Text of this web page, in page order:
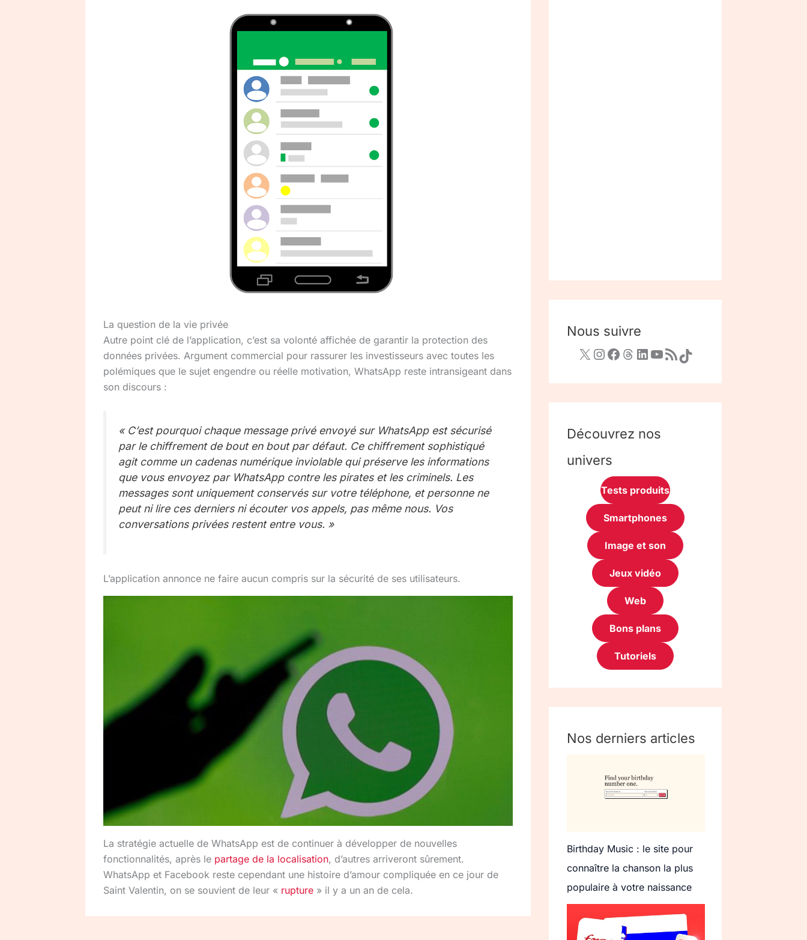
La question de la vie privée
Autre point clé de l’application, c’est sa volonté affichée de garantir la protection des
données privées. Argument commercial pour rassurer les investisseurs avec toutes les
polémiques que le sujet engendre ou réelle motivation, WhatsApp reste intransigeant dans
son discours :
« C’est pourquoi chaque message privé envoyé sur WhatsApp est sécurisé
par le chiffrement de bout en bout par défaut. Ce chiffrement sophistiqué
agit comme un cadenas numérique inviolable qui préserve les informations
que vous envoyez par WhatsApp contre les pirates et les criminels. Les
messages sont uniquement conservés sur votre téléphone, et personne ne
peut ni lire ces derniers ni écouter vos appels, pas même nous. Vos
conversations privées restent entre vous. »
L’application annonce ne faire aucun compris sur la sécurité de ses utilisateurs.
La stratégie actuelle de WhatsApp est de continuer à développer de nouvelles
fonctionnalités, après le partage de la localisation, d’autres arriveront sûrement.
WhatsApp et Facebook reste cependant une histoire d’amour compliquée en ce jour de
Saint Valentin, on se souvient de leur « rupture » il y a un an de cela.
Nous suivre
Découvrez nos
univers
Tests produits
Smartphones
Image et son
Jeux vidéo
Web
Bons plans
Tutoriels
Nos derniers articles
Birthday Music : le site pour
connaître la chanson la plus
populaire à votre naissance